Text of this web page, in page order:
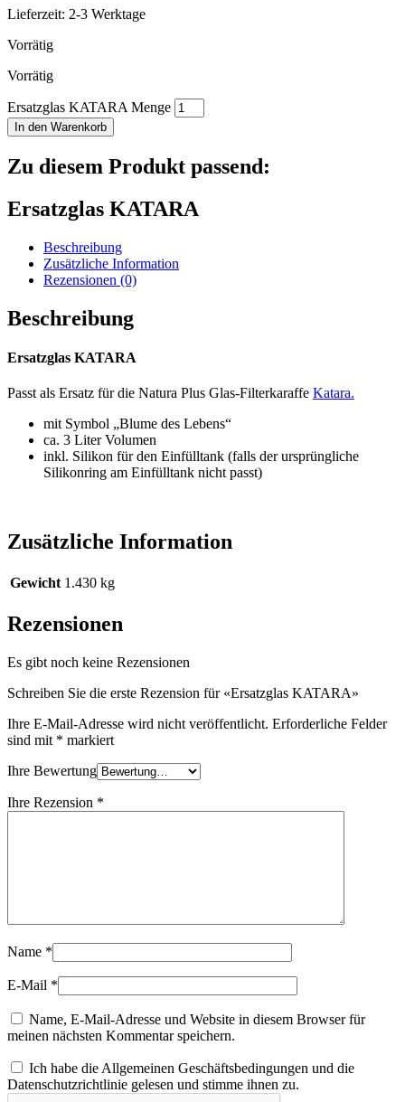
Lieferzeit: 2-3 Werktage
Vorrätig
Vorrätig
Ersatzglas KATARA Menge
In den Warenkorb
Zu diesem Produkt passend:
Ersatzglas KATARA
Beschreibung
Zusätzliche Information
Rezensionen (0)
Beschreibung
Ersatzglas KATARA
Passt als Ersatz für die Natura Plus Glas-Filterkaraffe Katara.
mit Symbol „Blume des Lebens“
ca. 3 Liter Volumen
inkl. Silikon für den Einfülltank (falls der ursprüngliche
Silikonring am Einfülltank nicht passt)
Zusätzliche Information
Gewicht 1.430 kg
Rezensionen
Es gibt noch keine Rezensionen
Schreiben Sie die erste Rezension für «Ersatzglas KATARA»
Ihre E-Mail-Adresse wird nicht veröffentlicht. Erforderliche Felder
sind mit * markiert
Ihre Bewertung
Ihre Rezension *
Name *
E-Mail *
Name, E-Mail-Adresse und Website in diesem Browser für
meinen nächsten Kommentar speichern.
Ich habe die Allgemeinen Geschäftsbedingungen und die
Datenschutzrichtlinie gelesen und stimme ihnen zu.